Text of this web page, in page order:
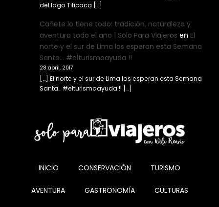
del lago Titicaca […]
Cañete lo tiene todo: tradición, naturaleza y
aventura todo el año | Solo Para Viajeros en El
norte y el sur de Lima los esperan esta Semana
Santa… #elturismoayuda !!
28 abril, 2017
[…] El norte y el sur de Lima los esperan esta Semana
Santa… #elturismoayuda !! […]
INICIO CONSERVACIÓN TURISMO
AVENTURA GASTRONOMÍA CULTURAS